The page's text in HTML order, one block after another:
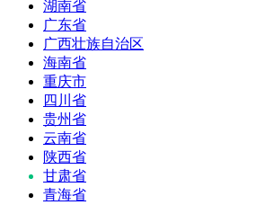
湖南省
广东省
广西壮族自治区
海南省
重庆市
四川省
贵州省
云南省
陕西省
甘肃省
青海省